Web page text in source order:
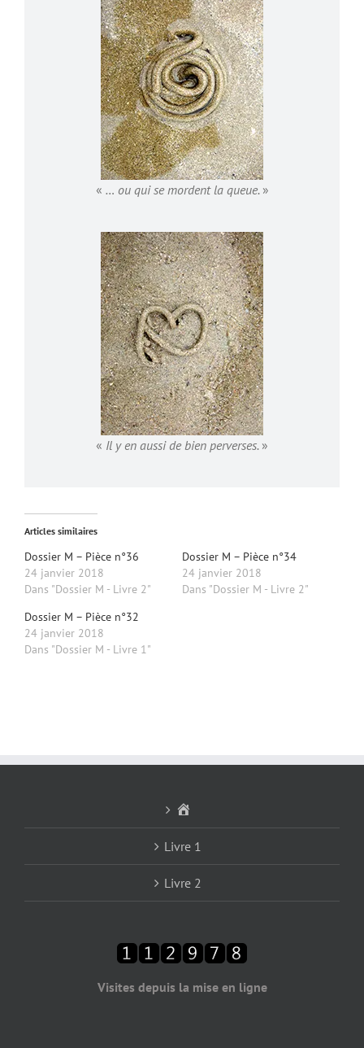
« … ou qui se mordent la queue. »
« Il y en aussi de bien perverses. »
Articles similaires
Dossier M – Pièce n°36
24 janvier 2018
Dans "Dossier M - Livre 2"
Dossier M – Pièce n°34
24 janvier 2018
Dans "Dossier M - Livre 2"
Dossier M – Pièce n°32
24 janvier 2018
Dans "Dossier M - Livre 1"
Livre 1
Livre 2
Visites depuis la mise en ligne